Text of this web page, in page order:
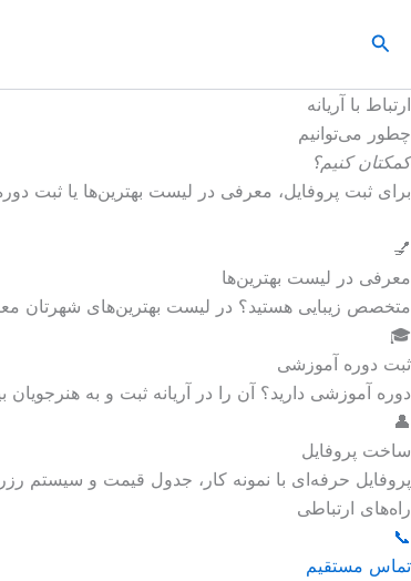
جستجو
ارتباط با آریانه
چطور می‌توانیم
کمکتان کنیم؟
برای ثبت پروفایل، معرفی در لیست بهترین‌ها یا ثبت
💅
معرفی در لیست بهترین‌ها
متخصص زیبایی هستید؟ در لیست بهترین‌های شهرتان
🎓
ثبت دوره آموزشی
دوره آموزشی دارید؟ آن را در آریانه ثبت و به
👤
ساخت پروفایل
پروفایل حرفه‌ای با نمونه کار، جدول قیمت و سیستم
راه‌های ارتباطی
📞
تماس مستقیم